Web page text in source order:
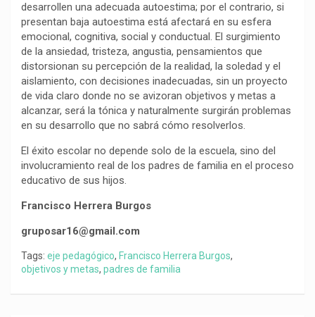
desarrollen una adecuada autoestima; por el contrario, si
presentan baja autoestima está afectará en su esfera
emocional, cognitiva, social y conductual. El surgimiento
de la ansiedad, tristeza, angustia, pensamientos que
distorsionan su percepción de la realidad, la soledad y el
aislamiento, con decisiones inadecuadas, sin un proyecto
de vida claro donde no se avizoran objetivos y metas a
alcanzar, será la tónica y naturalmente surgirán problemas
en su desarrollo que no sabrá cómo resolverlos.
El éxito escolar no depende solo de la escuela, sino del
involucramiento real de los padres de familia en el proceso
educativo de sus hijos.
Francisco Herrera Burgos
gruposar16@gmail.com
Tags: eje pedagógico, Francisco Herrera Burgos,
objetivos y metas, padres de familia